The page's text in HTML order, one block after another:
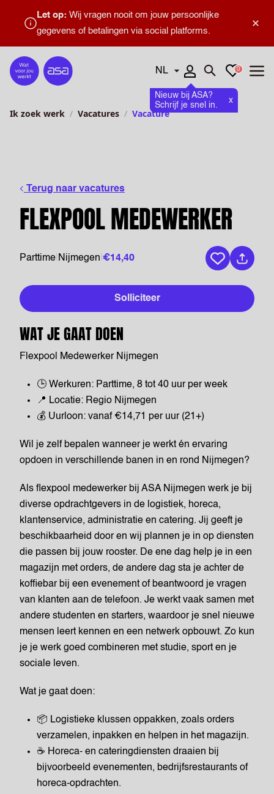
×
Let op: Wij vragen nooit om jouw persoonlijke
gegevens of betalingen via social platforms.
Home
Talen
Nieuw bij ASA?
Schrijf je snel in.
x
Zoeken openen
Favorieten
0
Ik zoek werk Vacatures Vacature
Terug naar vacatures
FLEXPOOL MEDEWERKER
Parttime Nijmegen €14,40
Bewaar
Solliciteer
WAT JE GAAT DOEN
Flexpool Medewerker Nijmegen
🕒 Werkuren: Parttime, 8 tot 40 uur per week
📍 Locatie: Regio Nijmegen
💰 Uurloon: vanaf €14,71 per uur (21+)
Wil je zelf bepalen wanneer je werkt én ervaring
opdoen in verschillende banen in en rond Nijmegen?
Als flexpool medewerker bij ASA Nijmegen werk je bij
diverse opdrachtgevers in de logistiek, horeca,
klantenservice, administratie en catering. Jij geeft je
beschikbaarheid door en wij plannen je in op diensten
die passen bij jouw rooster. De ene dag help je in een
magazijn met orders, de andere dag sta je achter de
koffiebar bij een evenement of beantwoord je vragen
van klanten aan de telefoon. Je werkt vaak samen met
andere studenten en starters, waardoor je snel nieuwe
mensen leert kennen en een netwerk opbouwt. Zo kun
je je werk goed combineren met studie, sport en je
sociale leven.
Wat je gaat doen:
📦 Logistieke klussen oppakken, zoals orders
verzamelen, inpakken en helpen in het magazijn.
☕ Horeca- en cateringdiensten draaien bij
bijvoorbeeld evenementen, bedrijfsrestaurants of
horeca-opdrachten.